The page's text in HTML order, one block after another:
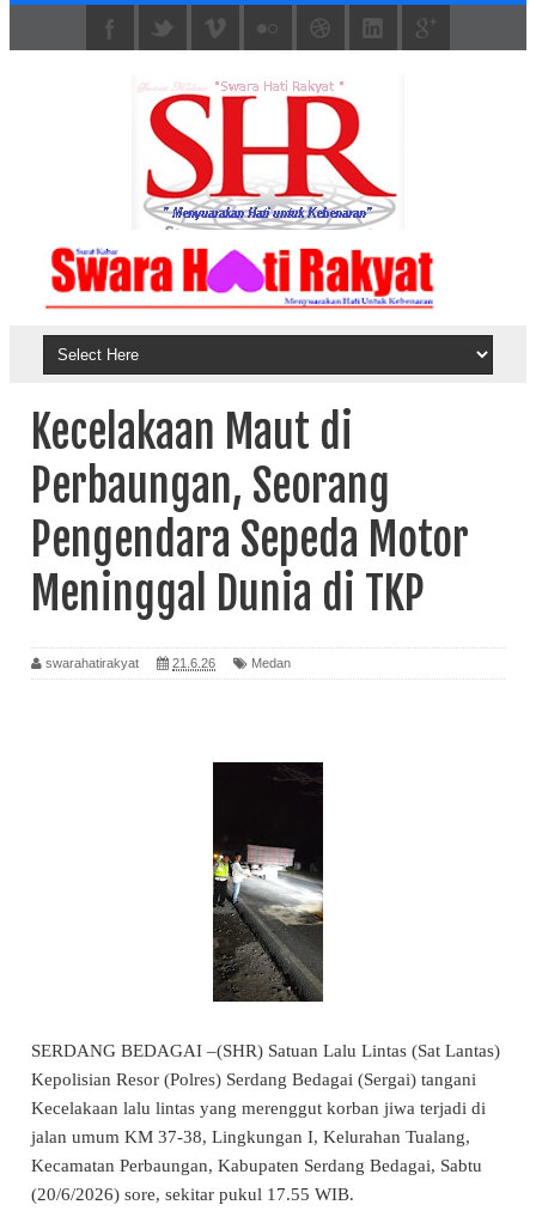
Kecelakaan Maut di
Perbaungan, Seorang
Pengendara Sepeda Motor
Meninggal Dunia di TKP
swarahatirakyat 21.6.26 Medan
SERDANG BEDAGAI –(SHR) Satuan Lalu Lintas (Sat Lantas)
Kepolisian Resor (Polres) Serdang Bedagai (Sergai) tangani
Kecelakaan lalu lintas yang merenggut korban jiwa terjadi di
jalan umum KM 37-38, Lingkungan I, Kelurahan Tualang,
Kecamatan Perbaungan, Kabupaten Serdang Bedagai, Sabtu
(20/6/2026) sore, sekitar pukul 17.55 WIB.